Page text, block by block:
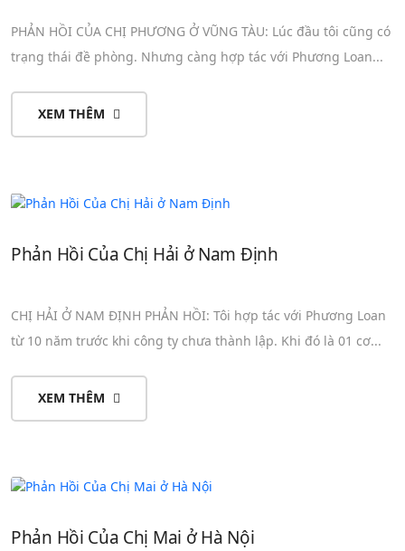
PHẢN HỒI CỦA CHỊ PHƯƠNG Ở VŨNG TÀU: Lúc đầu tôi cũng có
trạng thái đề phòng. Nhưng càng hợp tác với Phương Loan...
XEM THÊM
Phản Hồi Của Chị Hải ở Nam Định
CHỊ HẢI Ở NAM ĐỊNH PHẢN HỒI: Tôi hợp tác với Phương Loan
từ 10 năm trước khi công ty chưa thành lập. Khi đó là 01 cơ...
XEM THÊM
Phản Hồi Của Chị Mai ở Hà Nội